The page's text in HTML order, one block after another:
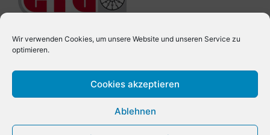
Wir verwenden Cookies, um unsere Website und unseren Service zu
optimieren.
Cookies akzeptieren
Ablehnen